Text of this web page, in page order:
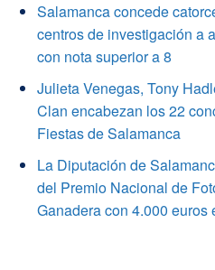
Salamanca concede
centros de investigación a
con nota superior a 8
Julieta Venegas, Tony
Clan encabezan los 22
Fiestas de Salamanca
La Diputación de
del Premio Nacional de
Ganadera con 4.000 euros